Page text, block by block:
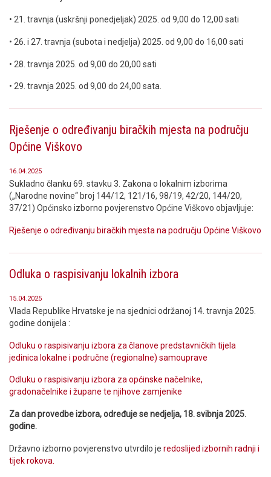
• 21. travnja (uskršnji ponedjeljak) 2025. od 9,00 do 12,00 sati
• 26. i 27. travnja (subota i nedjelja) 2025. od 9,00 do 16,00 sati
• 28. travnja 2025. od 9,00 do 20,00 sati
• 29. travnja 2025. od 9,00 do 24,00 sata.
Rješenje o određivanju biračkih mjesta na području
Općine Viškovo
16.04.2025
Sukladno članku 69. stavku 3. Zakona o lokalnim izborima
(„Narodne novine“ broj 144/12, 121/16, 98/19, 42/20, 144/20,
37/21) Općinsko izborno povjerenstvo Općine Viškovo objavljuje:
Rješenje o određivanju biračkih mjesta na području Općine Viškovo
Odluka o raspisivanju lokalnih izbora
15.04.2025
Vlada Republike Hrvatske je na sjednici održanoj 14. travnja 2025.
godine donijela :
Odluku o raspisivanju izbora za članove predstavničkih tijela
jedinica lokalne i područne (regionalne) samouprave
Odluku o raspisivanju izbora za općinske načelnike,
gradonačelnike i župane te njihove zamjenike
Za dan provedbe izbora, određuje se nedjelja, 18. svibnja 2025.
godine.
Državno izborno povjerenstvo utvrdilo je redoslijed izbornih radnji i
tijek rokova.